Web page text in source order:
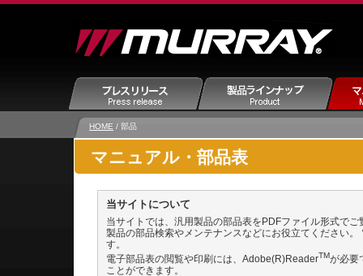
HOME / 部品
マニュアル・部品表
当サイトについて
当サイトでは、汎用製品の部品表をPDFファイル形式でご
製品の部品検索やメンテナンスなどにお役立てください
す。
電子部品表の閲覧や印刷には、Adobe(R)ReaderTMが必要
ことができます。